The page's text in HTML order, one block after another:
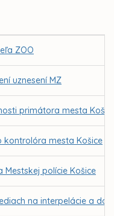
ZOO
uznesení MZ
primátora mesta
kontrolóra mesta Košice
Mestskej polície Košice
na interpelácie a